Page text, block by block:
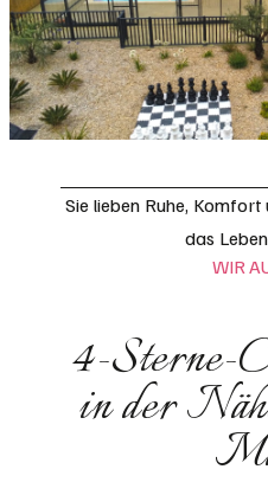
Sie lieben Ruhe,
das
WIR
4-Sterne-
in der